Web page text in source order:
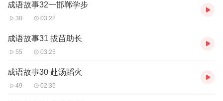
成语故事32一邯郸学步
38 03:28
成语故事31 拔苗助长
55 03:25
成语故事30 赴汤蹈火
49 02:35